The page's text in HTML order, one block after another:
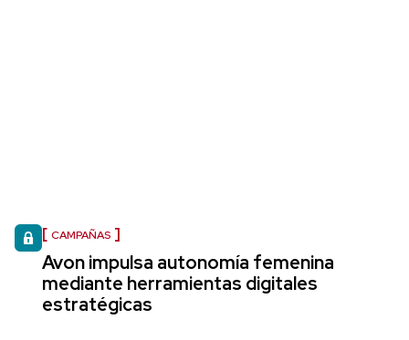
CAMPAÑAS
Avon impulsa autonomía femenina
mediante herramientas digitales
estratégicas